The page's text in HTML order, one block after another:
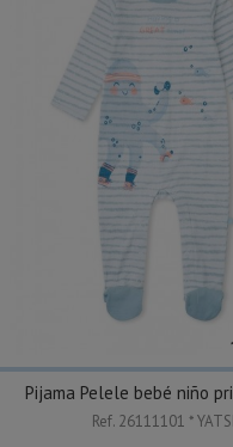
Pijama Pelele bebé niño
Ref. 26111101 * YATSI